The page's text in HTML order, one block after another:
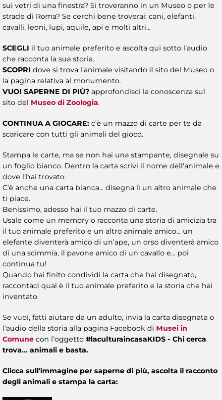
sui vetri di una finestra? Si troveranno in un Museo o per le
strade di Roma? Se cerchi bene troverai: cani, elefanti,
cavalli, leoni, lupi, aquile, api e molti altri...
SCEGLI il tuo animale preferito e ascolta qui sotto l’audio
che racconta la sua storia.
SCOPRI dove si trova l’animale visitando il sito del Museo o
la pagina relativa al monumento.
VUOI SAPERNE DI PIÙ? approfondisci la conoscenza sul
sito del Museo di Zoologia.
CONTINUA A GIOCARE: c’è un mazzo di carte per te da
scaricare con tutti gli animali del gioco.
Stampa le carte, ma se non hai una stampante, disegnale su
un foglio bianco. Dentro la carta scrivi il nome dell'animale e
dove l’hai trovato.
C’è anche una carta bianca... disegna lì un altro animale che
ti piace.
Benissimo, adesso hai il tuo mazzo di carte.
Usale come un memory o racconta una storia di amicizia tra
il tuo animale preferito e un altro animale amico... un
elefante diventerà amico di un’ape, un orso diventerà amico
di una scimmia, il pavone amico di un cavallo e... poi
continua tu!
Quando hai finito condividi la carta che hai disegnato,
raccontaci qual è il tuo animale preferito e la storia che hai
inventato.
Se vuoi, fatti aiutare da un adulto, invia la carta disegnata o
l’audio della storia alla pagina Facebook di Musei in
Comune con l’oggetto #laculturaincasaKIDS - Chi cerca
trova... animali e basta.
Clicca sull'immagine per saperne di più, ascolta il racconto
degli animali e stampa la carta: